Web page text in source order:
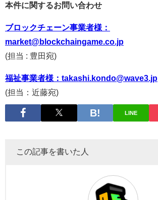
本件に関するお問い合わせ
ブロックチェーン事業者様：
market@blockchaingame.co.jp
(担当 : 豊田宛)
福祉事業者様：takashi.kondo@wave3.jp
(担当：近藤宛)
LINE
この記事を書いた人